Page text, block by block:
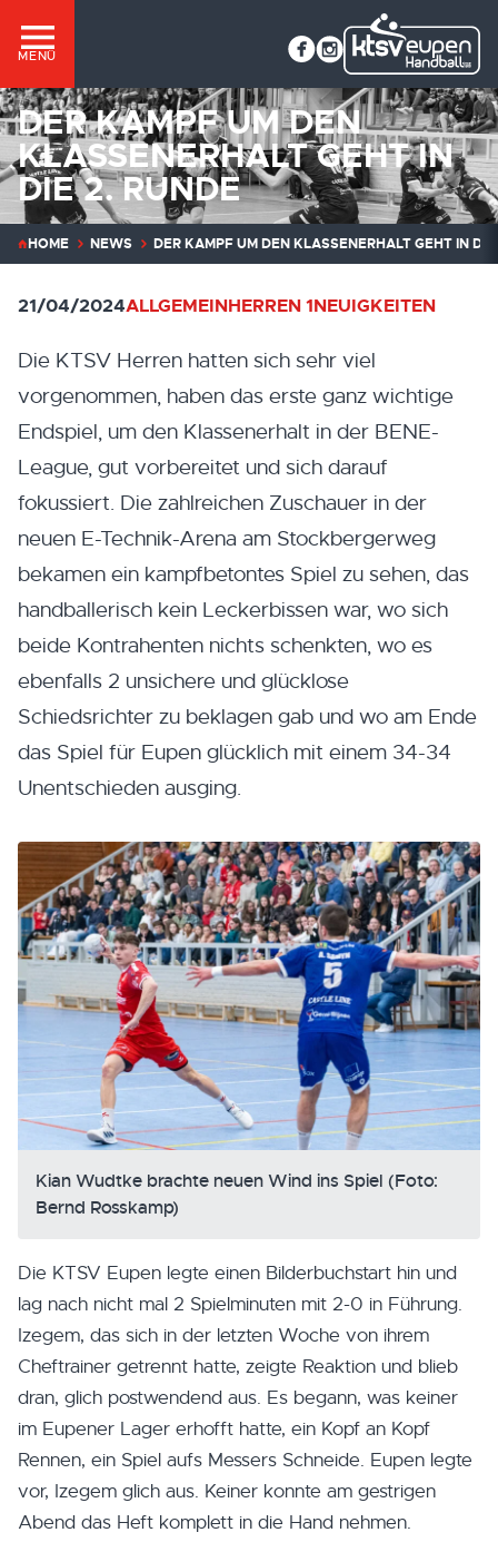
MENÜ
DER KAMPF UM DEN
KLASSENERHALT GEHT IN
DIE 2. RUNDE
HOME NEWS DER KAMPF UM DEN KLASSENERHALT GEHT IN
21/04/2024ALLGEMEINHERREN 1NEUIGKEITEN
Die KTSV Herren hatten sich sehr viel
vorgenommen, haben das erste ganz wichtige
Endspiel, um den Klassenerhalt in der BENE-
League, gut vorbereitet und sich darauf
fokussiert. Die zahlreichen Zuschauer in der
neuen E-Technik-Arena am Stockbergerweg
bekamen ein kampfbetontes Spiel zu sehen, das
handballerisch kein Leckerbissen war, wo sich
beide Kontrahenten nichts schenkten, wo es
ebenfalls 2 unsichere und glücklose
Schiedsrichter zu beklagen gab und wo am Ende
das Spiel für Eupen glücklich mit einem 34-34
Unentschieden ausging.
Kian Wudtke brachte neuen Wind ins Spiel (Foto:
Bernd Rosskamp)
Die KTSV Eupen legte einen Bilderbuchstart hin und
lag nach nicht mal 2 Spielminuten mit 2-0 in Führung.
Izegem, das sich in der letzten Woche von ihrem
Cheftrainer getrennt hatte, zeigte Reaktion und blieb
dran, glich postwendend aus. Es begann, was keiner
im Eupener Lager erhofft hatte, ein Kopf an Kopf
Rennen, ein Spiel aufs Messers Schneide. Eupen legte
vor, Izegem glich aus. Keiner konnte am gestrigen
Abend das Heft komplett in die Hand nehmen.